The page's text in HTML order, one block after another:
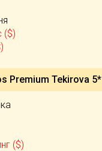
($)
Premium Tekirova 5*
($)